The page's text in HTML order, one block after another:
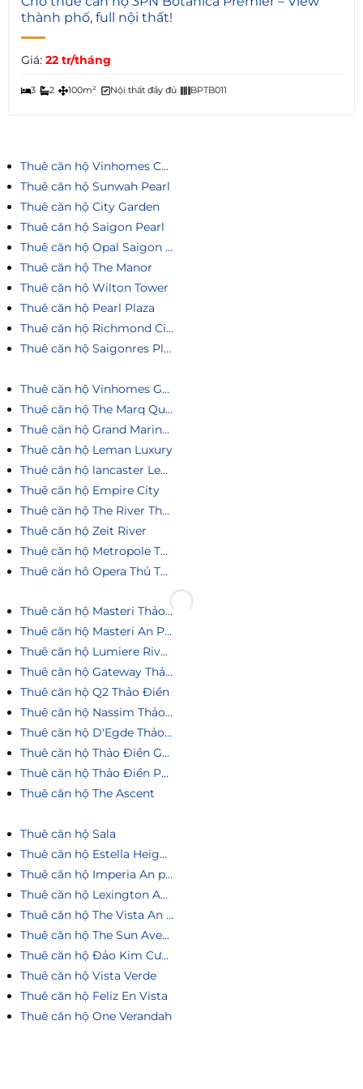
thành phố, full nội thất!
Giá: 22 tr/tháng
3 2 100m² Nội thất đầy đủ BPTB011
Thuê căn hộ Vinhomes Central Park
Thuê căn hộ Sunwah Pearl
Thuê căn hộ City Garden
Thuê căn hộ Saigon Pearl
Thuê căn hộ Opal Saigon Pearl
Thuê căn hộ The Manor
Thuê căn hộ Wilton Tower
Thuê căn hộ Pearl Plaza
Thuê căn hộ Richmond City
Thuê căn hộ Saigonres Plaza
Thuê căn hộ Vinhomes Golden River
Thuê căn hộ The Marq Quận 1
Thuê căn hộ Grand Marina Saigon
Thuê căn hộ Leman Luxury
Thuê căn hộ lancaster Legacy
Thuê căn hộ Empire City
Thuê căn hộ The River Thủ Thiêm
Thuê căn hộ Zeit River
Thuê căn hộ Metropole Thủ Thiêm
Thuê căn hô Opera Thủ Thiêm
Thuê căn hộ Masteri Thảo Điền
Thuê căn hộ Masteri An Phú
Thuê căn hộ Lumiere Riverside
Thuê căn hộ Gateway Thảo Điền
Thuê căn hộ Q2 Thảo Điền
Thuê căn hộ Nassim Thảo Điền
Thuê căn hộ D'Egde Thảo Điền
Thuê căn hộ Thảo Điền Green
Thuê căn hộ Thảo Điền Pearl
Thuê căn hộ The Ascent
Thuê căn hộ Sala
Thuê căn hộ Estella Heights
Thuê căn hộ Imperia An phú
Thuê căn hộ Lexington An Phú
Thuê căn hộ The Vista An Phú
Thuê căn hộ The Sun Avenue
Thuê căn hộ Đảo Kim Cương
Thuê căn hộ Vista Verde
Thuê căn hộ Feliz En Vista
Thuê căn hộ One Verandah